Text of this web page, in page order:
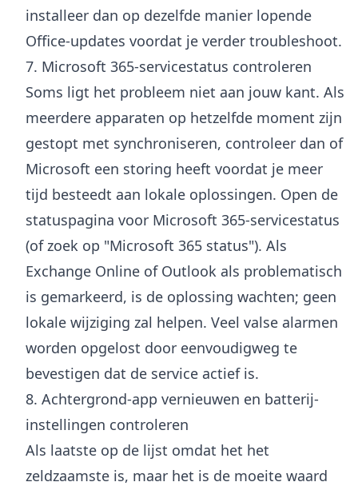
installeer dan op dezelfde manier lopende
Office-updates voordat je verder troubleshoot.
7. Microsoft 365-servicestatus controleren
Soms ligt het probleem niet aan jouw kant. Als
meerdere apparaten op hetzelfde moment zijn
gestopt met synchroniseren, controleer dan of
Microsoft een storing heeft voordat je meer
tijd besteedt aan lokale oplossingen. Open de
statuspagina voor Microsoft 365-servicestatus
(of zoek op "Microsoft 365 status"). Als
Exchange Online of Outlook als problematisch
is gemarkeerd, is de oplossing wachten; geen
lokale wijziging zal helpen. Veel valse alarmen
worden opgelost door eenvoudigweg te
bevestigen dat de service actief is.
8. Achtergrond-app vernieuwen en batterij-
instellingen controleren
Als laatste op de lijst omdat het het
zeldzaamste is, maar het is de moeite waard